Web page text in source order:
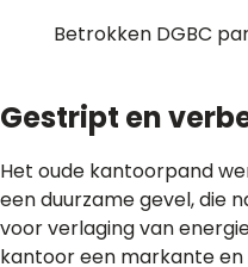
Betrokken DGBC
Gestript en
Het oude kantoorpand
een duurzame gevel, die
voor verlaging van
kantoor een markante